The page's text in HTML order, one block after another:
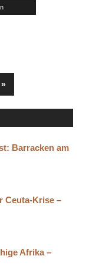
Nächste
Beiträge
»
Barracken am
Ceuta-Krise –
Afrika –